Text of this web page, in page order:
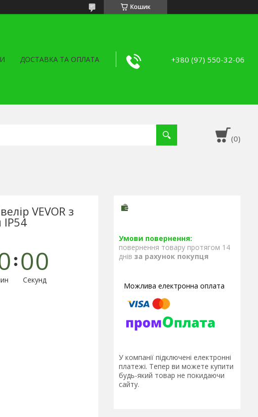
Кошик
ДОСТАВКА ТА ОПЛАТА +380 (97) 550-32-06
VEVOR з
00
Секунд
повернення товару протягом 14
днів за рахунок покупця
У компанії підключені електронні
платежі. Тепер ви можете купити
будь-який товар не покидаючи
сайту.